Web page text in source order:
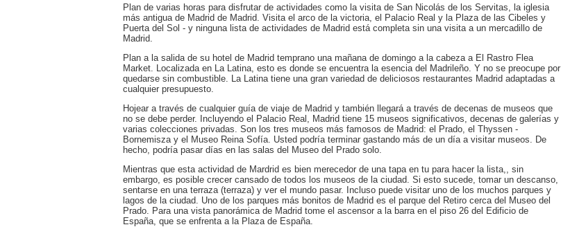
Plan de varias horas para disfrutar de actividades como la visita de San Nicolás de los Servitas, la iglesia
más antigua de Madrid de Madrid. Visita el arco de la victoria, el Palacio Real y la Plaza de las Cibeles y
Puerta del Sol - y ninguna lista de actividades de Madrid está completa sin una visita a un mercadillo de
Madrid.
Plan a la salida de su hotel de Madrid temprano una mañana de domingo a la cabeza a El Rastro Flea
Market. Localizada en La Latina, esto es donde se encuentra la esencia del Madrileño. Y no se preocupe por
quedarse sin combustible. La Latina tiene una gran variedad de deliciosos restaurantes Madrid adaptadas a
cualquier presupuesto.
Hojear a través de cualquier guía de viaje de Madrid y también llegará a través de decenas de museos que
no se debe perder. Incluyendo el Palacio Real, Madrid tiene 15 museos significativos, decenas de galerías y
varias colecciones privadas. Son los tres museos más famosos de Madrid: el Prado, el Thyssen -
Bornemisza y el Museo Reina Sofía. Usted podría terminar gastando más de un día a visitar museos. De
hecho, podría pasar días en las salas del Museo del Prado solo.
Mientras que esta actividad de Mardrid es bien merecedor de una tapa en tu para hacer la lista,, sin
embargo, es posible crecer cansado de todos los museos de la ciudad. Si esto sucede, tomar un descanso,
sentarse en una terraza (terraza) y ver el mundo pasar. Incluso puede visitar uno de los muchos parques y
lagos de la ciudad. Uno de los parques más bonitos de Madrid es el parque del Retiro cerca del Museo del
Prado. Para una vista panorámica de Madrid tome el ascensor a la barra en el piso 26 del Edificio de
España, que se enfrenta a la Plaza de España.